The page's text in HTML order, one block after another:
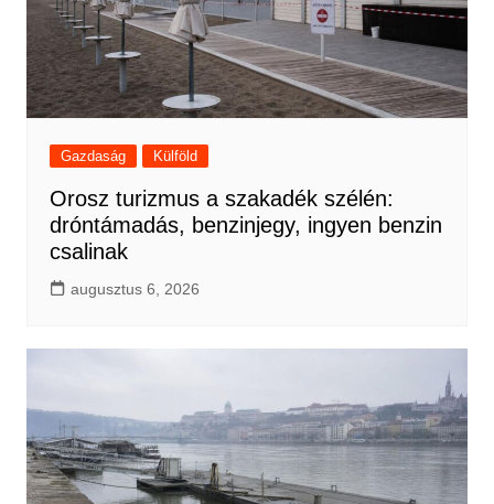
Gazdaság Külföld
Orosz turizmus a szakadék szélén:
dróntámadás, benzinjegy, ingyen benzin
csalinak
augusztus 6, 2026